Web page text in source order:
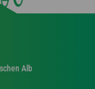
Alb